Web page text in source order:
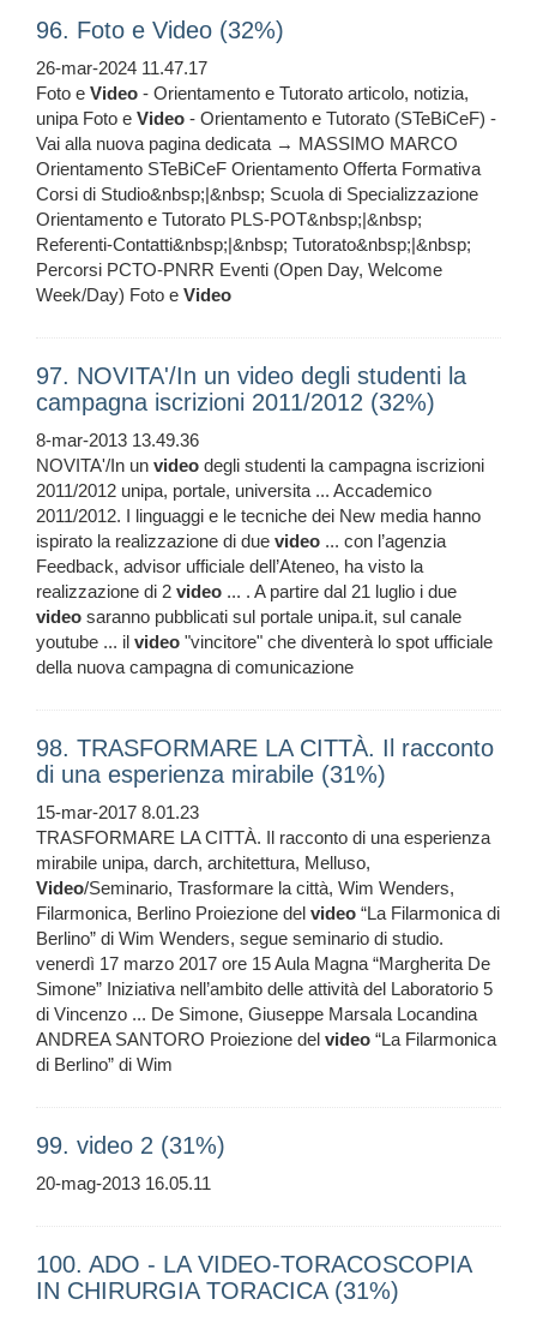
96. Foto e Video (32%)
26-mar-2024 11.47.17
Foto e Video - Orientamento e Tutorato articolo, notizia,
unipa Foto e Video - Orientamento e Tutorato (STeBiCeF) -
Vai alla nuova pagina dedicata → MASSIMO MARCO
Orientamento STeBiCeF Orientamento Offerta Formativa
Corsi di Studio&nbsp;|&nbsp; Scuola di Specializzazione
Orientamento e Tutorato PLS-POT&nbsp;|&nbsp;
Referenti-Contatti&nbsp;|&nbsp; Tutorato&nbsp;|&nbsp;
Percorsi PCTO-PNRR Eventi (Open Day, Welcome
Week/Day) Foto e Video
97. NOVITA'/In un video degli studenti la
campagna iscrizioni 2011/2012 (32%)
8-mar-2013 13.49.36
NOVITA'/In un video degli studenti la campagna iscrizioni
2011/2012 unipa, portale, universita ... Accademico
2011/2012. I linguaggi e le tecniche dei New media hanno
ispirato la realizzazione di due video ... con l’agenzia
Feedback, advisor ufficiale dell’Ateneo, ha visto la
realizzazione di 2 video ... . A partire dal 21 luglio i due
video saranno pubblicati sul portale unipa.it, sul canale
youtube ... il video "vincitore" che diventerà lo spot ufficiale
della nuova campagna di comunicazione
98. TRASFORMARE LA CITTÀ. Il racconto
di una esperienza mirabile (31%)
15-mar-2017 8.01.23
TRASFORMARE LA CITTÀ. Il racconto di una esperienza
mirabile unipa, darch, architettura, Melluso,
Video/Seminario, Trasformare la città, Wim Wenders,
Filarmonica, Berlino Proiezione del video “La Filarmonica di
Berlino” di Wim Wenders, segue seminario di studio.
venerdì 17 marzo 2017 ore 15 Aula Magna “Margherita De
Simone” Iniziativa nell’ambito delle attività del Laboratorio 5
di Vincenzo ... De Simone, Giuseppe Marsala Locandina
ANDREA SANTORO Proiezione del video “La Filarmonica
di Berlino” di Wim
99. video 2 (31%)
20-mag-2013 16.05.11
100. ADO - LA VIDEO-TORACOSCOPIA
IN CHIRURGIA TORACICA (31%)